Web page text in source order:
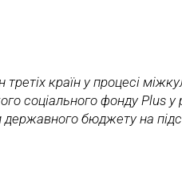
країн у процесі
соціального фонду Plus
бюджету на